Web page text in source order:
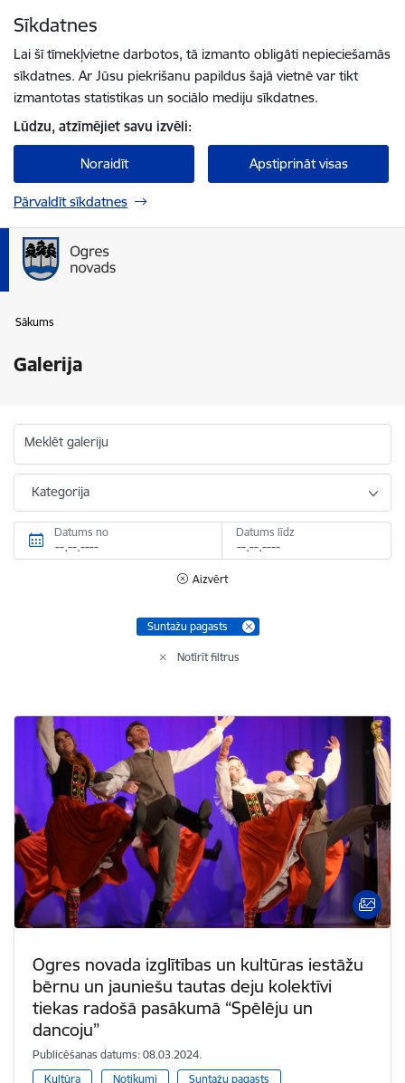
Sīkdatnes
Lai šī tīmekļvietne darbotos, tā izmanto obligāti nepieciešamās
sīkdatnes. Ar Jūsu piekrišanu papildus šajā vietnē var tikt
izmantotas statistikas un sociālo mediju sīkdatnes.
Lūdzu, atzīmējiet savu izvēli:
Noraidīt Apstiprināt visas
Pārvaldīt sīkdatnes
Sākums
Galerija
Meklēt galeriju
Kategorija
Datums no Datums līdz
Aizvērt
Suntažu pagasts
Notīrīt filtrus
Ogres novada izglītības un kultūras iestāžu
bērnu un jauniešu tautas deju kolektīvi
tiekas radošā pasākumā “Spēlēju un
dancoju”
Publicēšanas datums: 08.03.2024.
Kultūra
Notikumi Suntažu pagasts